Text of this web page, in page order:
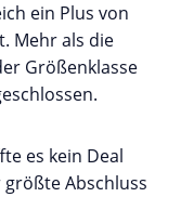
ein Plus von
Mehr als die
Größenklasse
es kein Deal
größte Abschluss